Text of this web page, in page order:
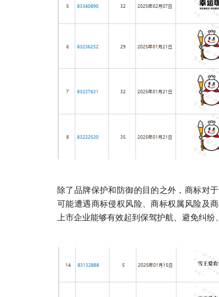
除了品牌保护和防御的目的之外， 商标对于
可能遭遇商标侵权风险、商标权属风险及
上市企业能够有效起到保驾护航、避免纠